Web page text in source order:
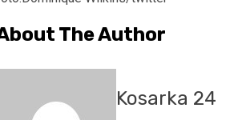
The Author
Kosarka 24